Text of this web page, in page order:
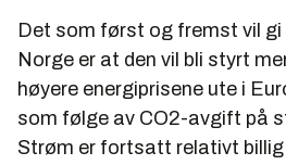
Det som først og fremst vil gi
Norge er at den vil bli styrt
høyere energiprisene ute i
som følge av CO2-avgift på
Strøm er fortsatt relativt billig